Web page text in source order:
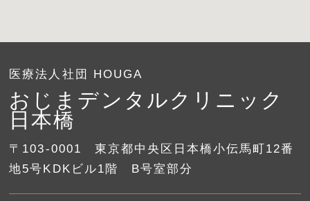
医療法人社団 HOUGA
おじまデンタルクリニック
日本橋
〒103-0001 東京都中央区日本橋小伝馬町12番
地5号KDKビル1階 B号室部分